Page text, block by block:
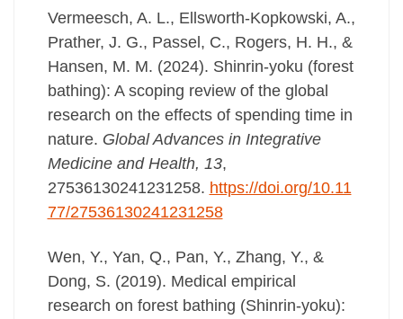
Vermeesch, A. L., Ellsworth-Kopkowski, A.,
Prather, J. G., Passel, C., Rogers, H. H., &
Hansen, M. M. (2024). Shinrin-yoku (forest
bathing): A scoping review of the global
research on the effects of spending time in
nature. Global Advances in Integrative
Medicine and Health, 13,
27536130241231258. https://doi.org/10.11
77/27536130241231258
Wen, Y., Yan, Q., Pan, Y., Zhang, Y., &
Dong, S. (2019). Medical empirical
research on forest bathing (Shinrin-yoku):